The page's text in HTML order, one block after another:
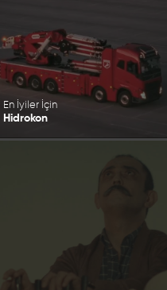
En İyiler İçin
Hidrokon